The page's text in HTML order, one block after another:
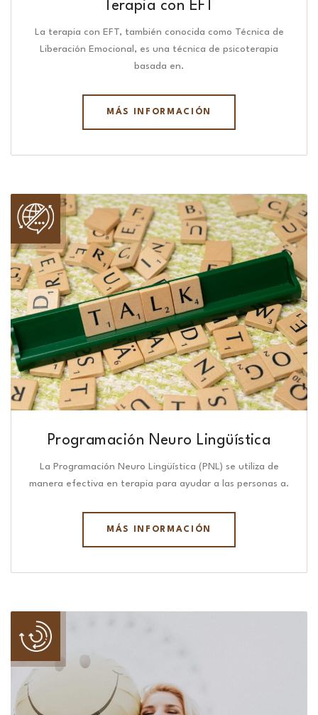
Terapia con EFT
La terapia con EFT, también conocida como Técnica de
Liberación Emocional, es una técnica de psicoterapia
basada en.
MÁS INFORMACIÓN
Programación Neuro Lingüística​
La Programación Neuro Lingüística (PNL) se utiliza de
manera efectiva en terapia para ayudar a las personas a.
MÁS INFORMACIÓN